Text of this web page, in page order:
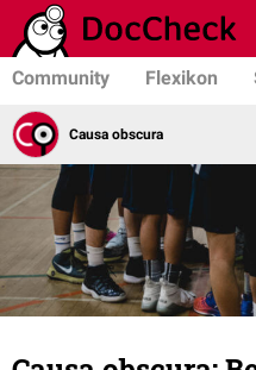
Community Flexikon
Causa obscura